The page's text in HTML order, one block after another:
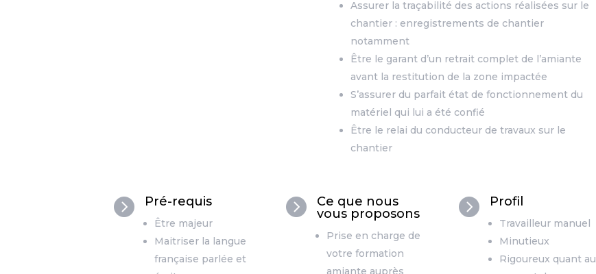
Assurer la traçabilité des actions réalisées sur le
chantier : enregistrements de chantier
notamment
Être le garant d’un retrait complet de l’amiante
avant la restitution de la zone impactée
S’assurer du parfait état de fonctionnement du
matériel qui lui a été confié
Être le relai du conducteur de travaux sur le
chantier
 Pré-requis
Être majeur
Maitriser la langue
française parlée et

Ce que nous
vous proposons
Prise en charge de
votre formation
amiante auprès
 Profil
Travailleur manuel
Minutieux
Rigoureux quant au